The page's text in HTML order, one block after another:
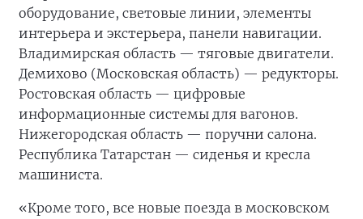
оборудование, световые линии, элементы
интерьера и экстерьера, панели навигации.
Владимирская область — тяговые двигатели.
Демихово (Московская область) — редукторы.
Ростовская область — цифровые
информационные системы для вагонов.
Нижегородская область — поручни салона.
Республика Татарстан — сиденья и кресла
машиниста.
«Кроме того, все новые поезда в московском